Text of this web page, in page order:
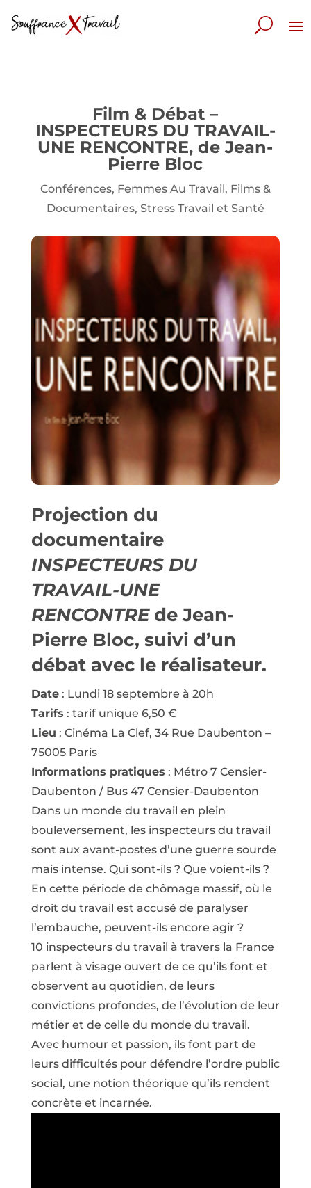
Film & Débat –
INSPECTEURS DU TRAVAIL-
UNE RENCONTRE, de Jean-
Pierre Bloc
Conférences, Femmes Au Travail, Films &
Documentaires, Stress Travail et Santé
Projection du
documentaire
INSPECTEURS DU
TRAVAIL-UNE
RENCONTREde Jean-
Pierre Bloc, suivi d’un
débat avec le réalisateur.
Date: Lundi 18 septembre à 20h
Tarifs : tarif unique 6,50 €
Lieu : Cinéma La Clef, 34 Rue Daubenton –
75005 Paris
Informations pratiques : Métro 7 Censier-
Daubenton / Bus 47 Censier-Daubenton
Dans un monde du travail en plein
bouleversement, les inspecteurs du travail
sont aux avant-postes d’une guerre sourde
mais intense. Qui sont-ils ? Que voient-ils ?
En cette période de chômage massif, où le
droit du travail est accusé de paralyser
l’embauche, peuvent-ils encore agir ?
10 inspecteurs du travail à travers la France
parlent à visage ouvert de ce qu’ils font et
observent au quotidien, de leurs
convictions profondes, de l’évolution de leur
métier et de celle du monde du travail.
Avec humour et passion, ils font part de
leurs difficultés pour défendre l’ordre public
social, une notion théorique qu’ils rendent
concrète et incarnée.